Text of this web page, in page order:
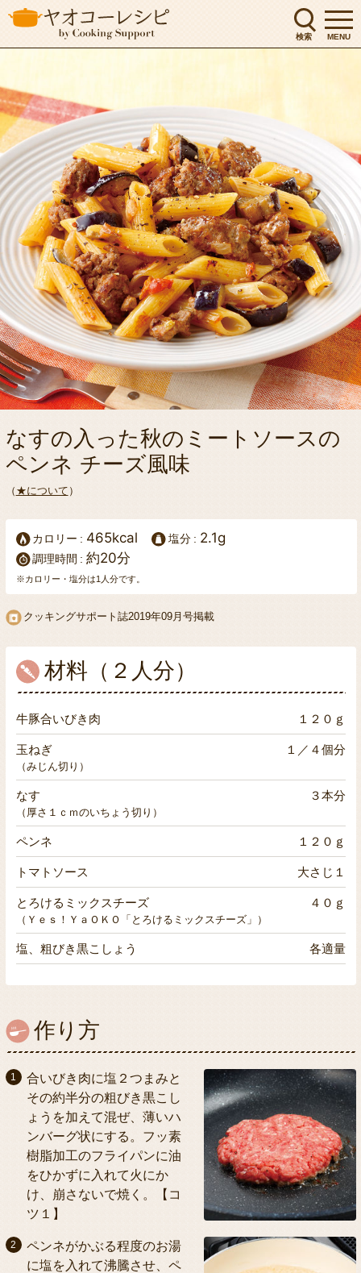
検索 MENU
なすの入った秋のミートソースの
ペンネ チーズ風味
（ ★について ）
カロリー 465kcal 塩分 2.1g
調理時間 約20分
※カロリー・塩分は1人分です。
クッキングサポート誌2019年09月号掲載
材料（２人分）
牛豚合いびき肉 １２０ｇ
玉ねぎ １／４個分
（みじん切り）
なす ３本分
（厚さ１ｃｍのいちょう切り）
ペンネ １２０ｇ
トマトソース 大さじ１
とろけるミックスチーズ ４０ｇ
（Ｙｅｓ！ＹａＯＫＯ「とろけるミックスチーズ」）
塩、粗びき黒こしょう 各適量
作り方
合いびき肉に塩２つまみと
その約半分の粗びき黒こし
ょうを加えて混ぜ、薄いハ
ンバーグ状にする。フッ素
樹脂加工のフライパンに油
をひかずに入れて火にか
け、崩さないで焼く。【コ
ツ１】
ペンネがかぶる程度のお湯
に塩を入れて沸騰させ、ペ